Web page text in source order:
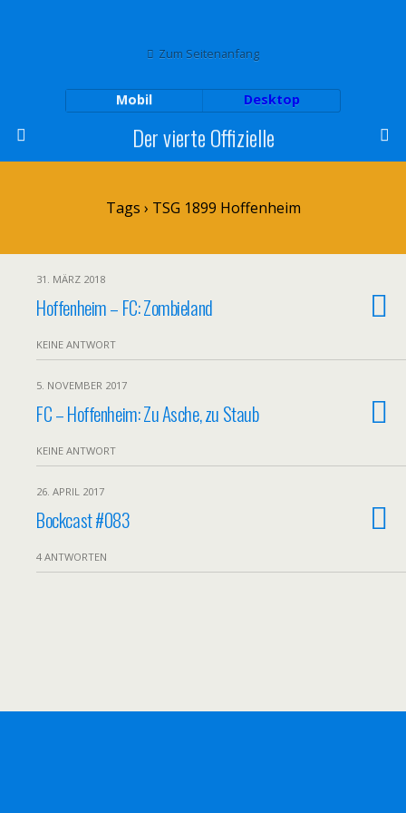
Zum Seitenanfang
Mobil Desktop
Der vierte Offizielle
Tags › TSG 1899 Hoffenheim
31. MÄRZ 2018
Hoffenheim – FC: Zombieland
KEINE ANTWORT
5. NOVEMBER 2017
FC – Hoffenheim: Zu Asche, zu Staub
KEINE ANTWORT
26. APRIL 2017
Bockcast #083
4 ANTWORTEN